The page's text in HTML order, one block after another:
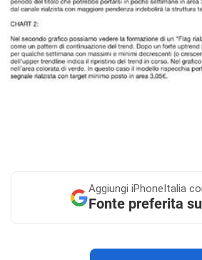
Aggiungi iPhoneItalia
Fonte preferita